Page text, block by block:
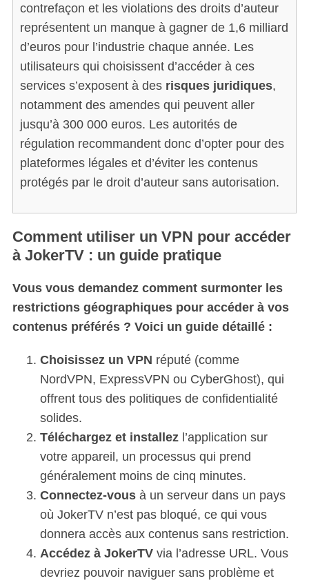
contrefaçon et les violations des droits d’auteur
représentent un manque à gagner de 1,6 milliard
d’euros pour l’industrie chaque année. Les
utilisateurs qui choisissent d’accéder à ces
services s’exposent à des risques juridiques,
notamment des amendes qui peuvent aller
jusqu’à 300 000 euros. Les autorités de
régulation recommandent donc d’opter pour des
plateformes légales et d’éviter les contenus
protégés par le droit d’auteur sans autorisation.
Comment utiliser un VPN pour accéder
à JokerTV : un guide pratique
Vous vous demandez comment surmonter les
restrictions géographiques pour accéder à vos
contenus préférés ? Voici un guide détaillé :
Choisissez un VPN réputé (comme
NordVPN, ExpressVPN ou CyberGhost), qui
offrent tous des politiques de confidentialité
solides.
Téléchargez et installezl’application sur
votre appareil, un processus qui prend
généralement moins de cinq minutes.
Connectez-vousà un serveur dans un pays
où JokerTV n’est pas bloqué, ce qui vous
donnera accès aux contenus sans restriction.
Accédez à JokerTVvia l’adresse URL. Vous
devriez pouvoir naviguer sans problème et
a
r
h
o
r